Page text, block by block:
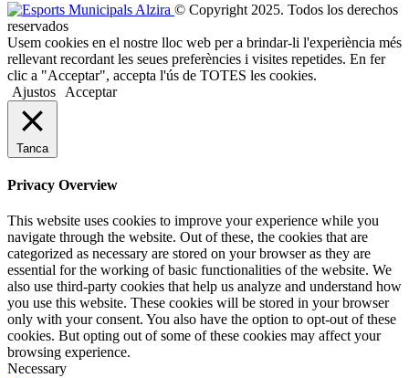
© Copyright 2025. Todos los derechos
reservados
Usem cookies en el nostre lloc web per a brindar-li l'experiència més
rellevant recordant les seues preferències i visites repetides. En fer
clic a "Acceptar", accepta l'ús de TOTES les cookies.
Ajustos
Acceptar
Tanca
Privacy Overview
This website uses cookies to improve your experience while you
navigate through the website. Out of these, the cookies that are
categorized as necessary are stored on your browser as they are
essential for the working of basic functionalities of the website. We
also use third-party cookies that help us analyze and understand how
you use this website. These cookies will be stored in your browser
only with your consent. You also have the option to opt-out of these
cookies. But opting out of some of these cookies may affect your
browsing experience.
Necessary